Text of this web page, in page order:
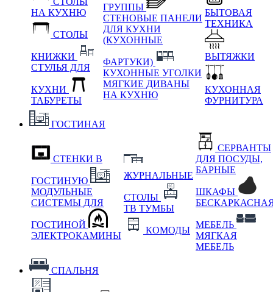
НА КУХНЮ
СТОЛЫ
КНИЖКИ
СТУЛЬЯ ДЛЯ
КУХНИ
ТАБУРЕТЫ
ГРУППЫ
СТЕНОВЫЕ ПАНЕЛИ
ДЛЯ КУХНИ
(КУХОННЫЕ
ФАРТУКИ)
КУХОННЫЕ УГОЛКИ
МЯГКИЕ ДИВАНЫ
НА КУХНЮ
БЫТОВАЯ
ТЕХНИКА
ВЫТЯЖКИ
КУХОННАЯ
ФУРНИТУРА
ГОСТИНАЯ
СТЕНКИ В
ГОСТИНУЮ
МОДУЛЬНЫЕ
СИСТЕМЫ ДЛЯ
ГОСТИНОЙ
ЭЛЕКТРОКАМИНЫ
ЖУРНАЛЬНЫЕ
СТОЛЫ
ТВ ТУМБЫ
КОМОДЫ
СЕРВАНТЫ
ДЛЯ ПОСУДЫ,
БАРНЫЕ
ШКАФЫ
МЕБЕЛЬ
МЯГКАЯ
МЕБЕЛЬ
СПАЛЬНЯ